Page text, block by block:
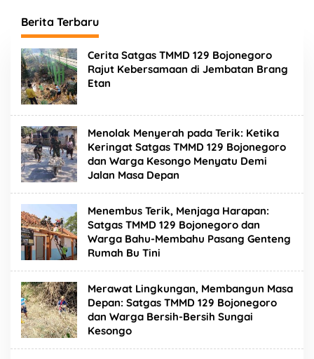
Rawan
Berita Terbaru
J
u
r
n
a
s
B
e
n
g
l
u
Cerita Satgas TMMD 129 Bojonegoro
Rajut Kebersamaan di Jembatan Brang
Etan
Menolak Menyerah pada Terik: Ketika
Keringat Satgas TMMD 129 Bojonegoro
dan Warga Kesongo Menyatu Demi
Jalan Masa Depan
Menembus Terik, Menjaga Harapan:
Satgas TMMD 129 Bojonegoro dan
Warga Bahu-Membahu Pasang Genteng
Rumah Bu Tini
Merawat Lingkungan, Membangun Masa
Depan: Satgas TMMD 129 Bojonegoro
dan Warga Bersih-Bersih Sungai
Kesongo